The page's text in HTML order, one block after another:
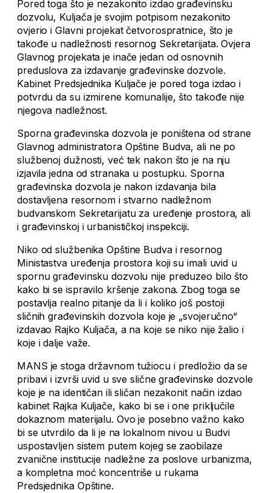
Pored toga što je nezakonito izdao građevinsku
dozvolu, Kuljača je svojim potpisom nezakonito
ovjerio i Glavni projekat četvorospratnice, što je
takođe u nadležnosti resornog Sekretarijata. Ovjera
Glavnog projekata je inače jedan od osnovnih
preduslova za izdavanje građevinske dozvole.
Kabinet Predsjednika Kuljače je pored toga izdao i
potvrdu da su izmirene komunalije, što takođe nije
njegova nadležnost.
Sporna građevinska dozvola je poništena od strane
Glavnog administratora Opštine Budva, ali ne po
službenoj dužnosti, već tek nakon što je na nju
izjavila jedna od stranaka u postupku. Sporna
građevinska dozvola je nakon izdavanja bila
dostavljena resornom i stvarno nadležnom
budvanskom Sekretarijatu za uređenje prostora, ali
i građevinskoj i urbanističkoj inspekciji.
Niko od službenika Opštine Budva i resornog
Ministastva uređenja prostora koji su imali uvid u
spornu građevinsku dozvolu nije preduzeo bilo što
kako bi se ispravilo kršenje zakona. Zbog toga se
postavlja realno pitanje da li i koliko još postoji
sličnih građevinskih dozvola koje je „svojeručno“
izdavao Rajko Kuljača, a na koje se niko nije žalio i
koje i dalje važe.
MANS je stoga državnom tužiocu i predložio da se
pribavi i izvrši uvid u sve slične građevinske dozvole
koje je na identičan ili sličan nezakonit način izdao
kabinet Rajka Kuljače, kako bi se i one priključile
dokaznom materijalu. Ovo je posebno važno kako
bi se utvrdilo da li je na lokalnom nivou u Budvi
uspostavljen sistem putem kojeg se zaobilaze
zvanične institucije nadležne za poslove urbanizma,
a kompletna moć koncentriše u rukama
Predsjednika Opštine.